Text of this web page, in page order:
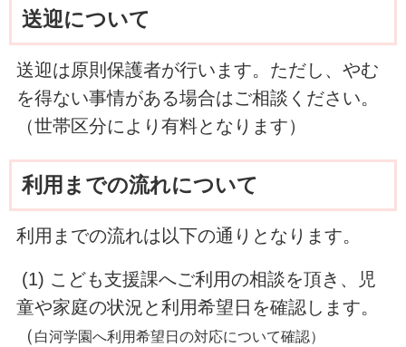
送迎について
送迎は原則保護者が行います。ただし、やむ
を得ない事情がある場合はご相談ください。
（世帯区分により有料となります）
利用までの流れについて
利用までの流れは以下の通りとなります。
(1) こども支援課へご利用の相談を頂き、児
童や家庭の状況と利用希望日を確認します。
（ 白河学園へ利用希望日の対応について確認）